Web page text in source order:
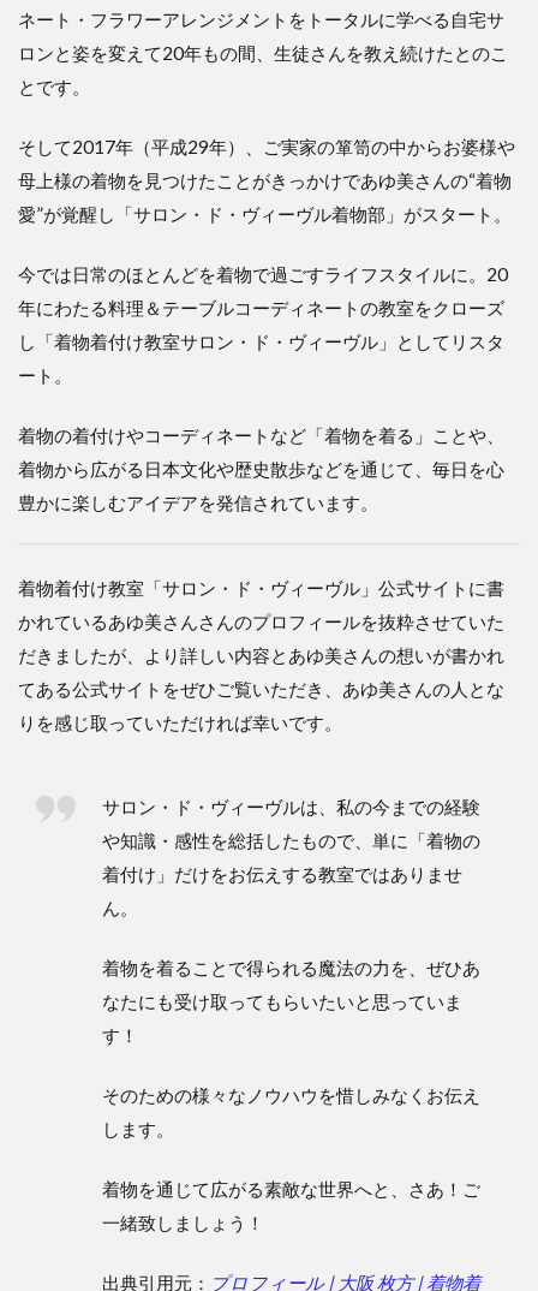
ネート・フラワーアレンジメントをトータルに学べる自宅サ
ロンと姿を変えて20年もの間、生徒さんを教え続けたとのこ
とです。
そして2017年（平成29年）、ご実家の箪笥の中からお婆様や
母上様の着物を見つけたことがきっかけであゆ美さんの“着物
愛”が覚醒し「サロン・ド・ヴィーヴル着物部」がスタート。
今では日常のほとんどを着物で過ごすライフスタイルに。20
年にわたる料理＆テーブルコーディネートの教室をクローズ
し「着物着付け教室サロン・ド・ヴィーヴル」としてリスタ
ート。
着物の着付けやコーディネートなど「着物を着る」ことや、
着物から広がる日本文化や歴史散歩などを通じて、毎日を心
豊かに楽しむアイデアを発信されています。
着物着付け教室「サロン・ド・ヴィーヴル」公式サイトに書
かれているあゆ美さんさんのプロフィールを抜粋させていた
だきましたが、より詳しい内容とあゆ美さんの想いが書かれ
てある公式サイトをぜひご覧いただき、あゆ美さんの人とな
りを感じ取っていただければ幸いです。
サロン・ド・ヴィーヴルは、私の今までの経験
や知識・感性を総括したもので、単に「着物の
着付け」だけをお伝えする教室ではありませ
ん。
着物を着ることで得られる魔法の力を、ぜひあ
なたにも受け取ってもらいたいと思っていま
す！
そのための様々なノウハウを惜しみなくお伝え
します。
着物を通じて広がる素敵な世界へと、さあ！ご
一緒致しましょう！
出典引用元： プロフィール | 大阪 枚方 | 着物着